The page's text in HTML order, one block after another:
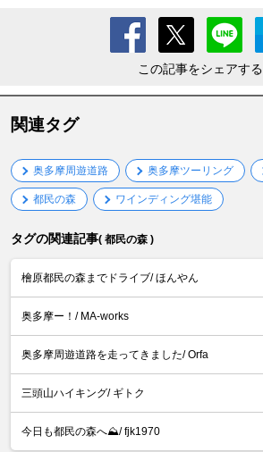
この記事をシェアする
関連タグ
奥多摩周遊道路 奥多摩ツーリング
都民の森 ワインディング堪能
タグの関連記事( 都民の森 )
檜原都民の森までドライブ/ ほんやん
奥多摩ー！/ MA-works
奥多摩周遊道路を走ってきました/ Orfa
三頭山ハイキング/ ギトク
今日も都民の森へ⛰️/ fjk1970